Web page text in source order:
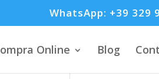
WhatsApp: +39 329
Online Blog